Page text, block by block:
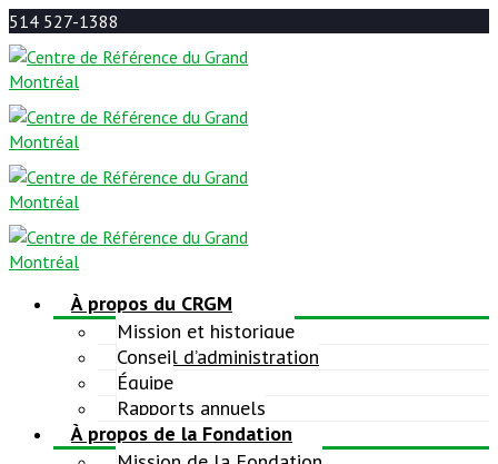
514 527-1388
À propos du CRGM
Mission et historique
Conseil d’administration
Équipe
Rapports annuels
À propos de la Fondation